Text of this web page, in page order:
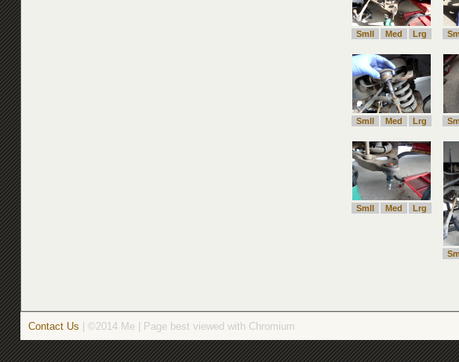
Smll Med Lrg
Smll Med Lrg
Smll Med Lrg
Contact Us | ©2014 Me | Page best viewed with Chromium